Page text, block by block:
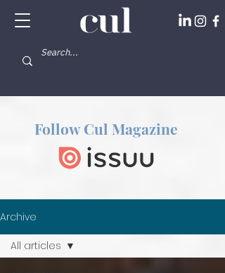
Follow Cul Magazine
Archive
All articles